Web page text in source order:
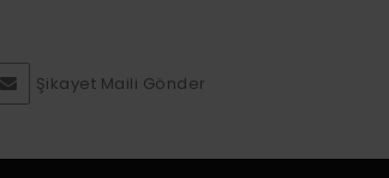
Şikayet Maili Gönder